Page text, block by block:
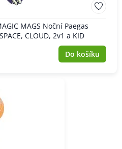
MAGS Noční Paegas
CLOUD, 2v1 a KID
Do košíku